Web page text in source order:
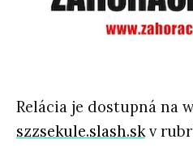
Relácia je dostupná na
szzsekule.slash.skv